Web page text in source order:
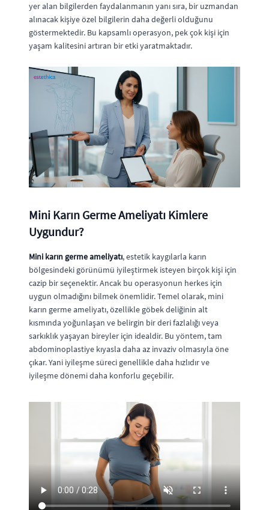
yer alan bilgilerden faydalanmanın yanı sıra, bir uzmandan
alınacak kişiye özel bilgilerin daha değerli olduğunu
göstermektedir. Bu kapsamlı operasyon, pek çok kişi için
yaşam kalitesini artıran bir etki yaratmaktadır.
Mini Karın Germe Ameliyatı Kimlere
Uygundur?
Mini karın germe ameliyatı, estetik kaygılarla karın
bölgesindeki görünümü iyileştirmek isteyen birçok kişi için
cazip bir seçenektir. Ancak bu operasyonun herkes için
uygun olmadığını bilmek önemlidir. Temel olarak, mini
karın germe ameliyatı, özellikle göbek deliğinin alt
kısmında yoğunlaşan ve belirgin bir deri fazlalığı veya
sarkıklık yaşayan bireyler için idealdir. Bu yöntem, tam
abdominoplastiye kıyasla daha az invaziv olmasıyla öne
çıkar. Yani iyileşme süreci genellikle daha hızlıdır ve
iyileşme dönemi daha konforlu geçebilir.